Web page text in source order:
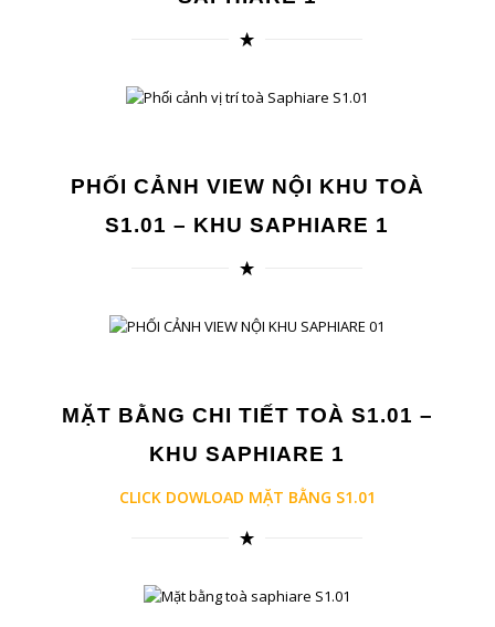
PHỐI CẢNH VIEW NỘI KHU TOÀ
S1.01 – KHU SAPHIARE 1
MẶT BẰNG CHI TIẾT TOÀ S1.01 –
KHU SAPHIARE 1
CLICK DOWLOAD MẶT BẰNG S1.01